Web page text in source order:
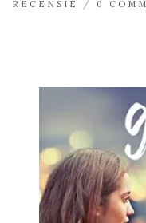
RECENSIE / 0